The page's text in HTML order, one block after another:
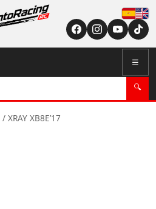
English (US /
☰
🔍
/ XRAY XB8E’17